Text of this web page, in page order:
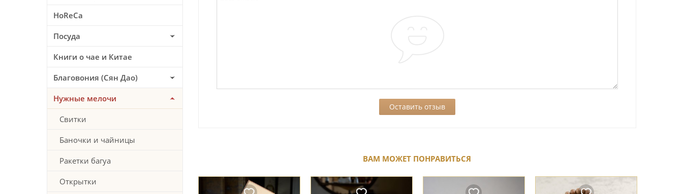
HoReCa
Посуда
Книги о чае и Китае
Благовония (Сян Дао)
Нужные мелочи
Свитки
Баночки и чайницы
Ракетки багуа
Открытки
ВАМ МОЖЕТ ПОНРАВИТЬСЯ